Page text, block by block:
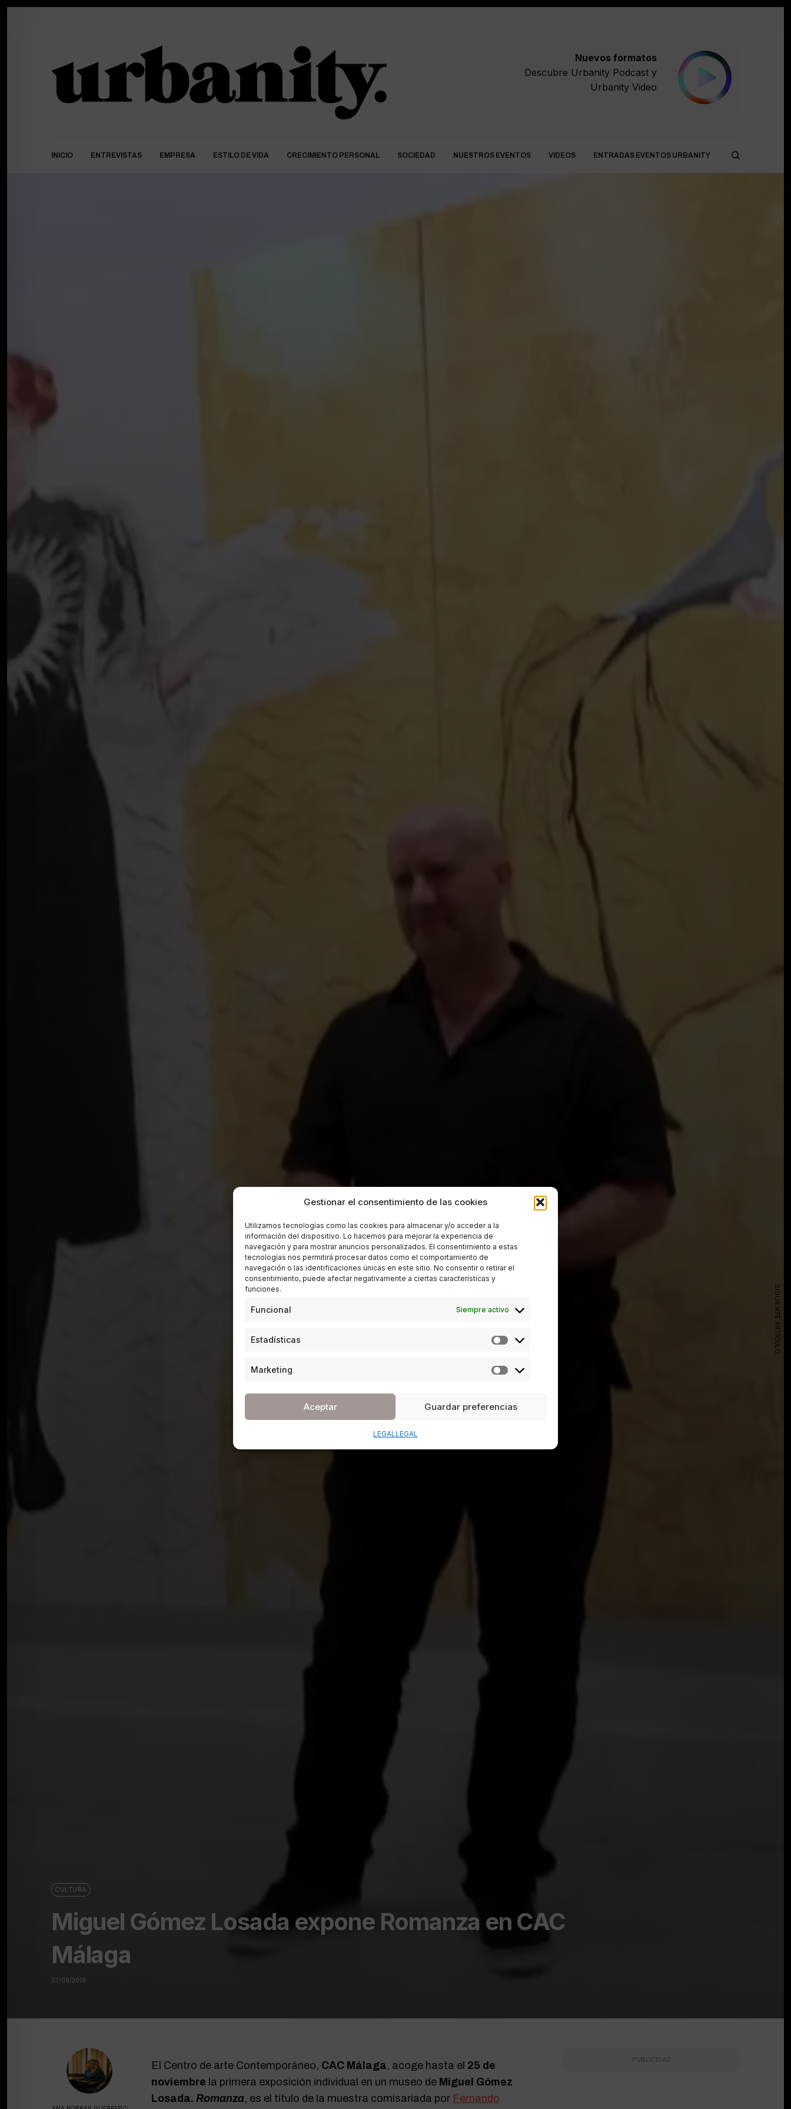
Gestionar el consentimiento de las cookies
Utilizamos tecnologías como las cookies para almacenar y/o acceder a la
información del dispositivo. Lo hacemos para mejorar la experiencia de
navegación y para mostrar anuncios personalizados. El consentimiento a estas
tecnologías nos permitirá procesar datos como el comportamiento de
navegación o las identificaciones únicas en este sitio. No consentir o retirar el
consentimiento, puede afectar negativamente a ciertas características y
funciones.
Funcional Siempre activo
Estadísticas
Marketing
Aceptar Guardar preferencias
LEGALLEGAL
Nuevos formatos
Descubre Urbanity Podcasty
Urbanity Video
INICIO ENTREVISTAS EMPRESA ESTILO DE VIDA CRECIMIENTO PERSONAL SOCIEDAD NUESTROS EVENTOS VIDEOS ENTRADAS EVENTOS URBANITY
CULTURA
Miguel Gómez Losada expone Romanza en CAC
Málaga
07/09/2018
El Centro de arte Contemporáneo, CAC Málaga, acoge hasta el 25 de
noviembre la primera exposición individual en un museo de Miguel Gómez
Losada.Romanza, es el título de la muestra comisariada por Fernando
PUBLICIDAD
SIGUIENTE ARTÍCULO